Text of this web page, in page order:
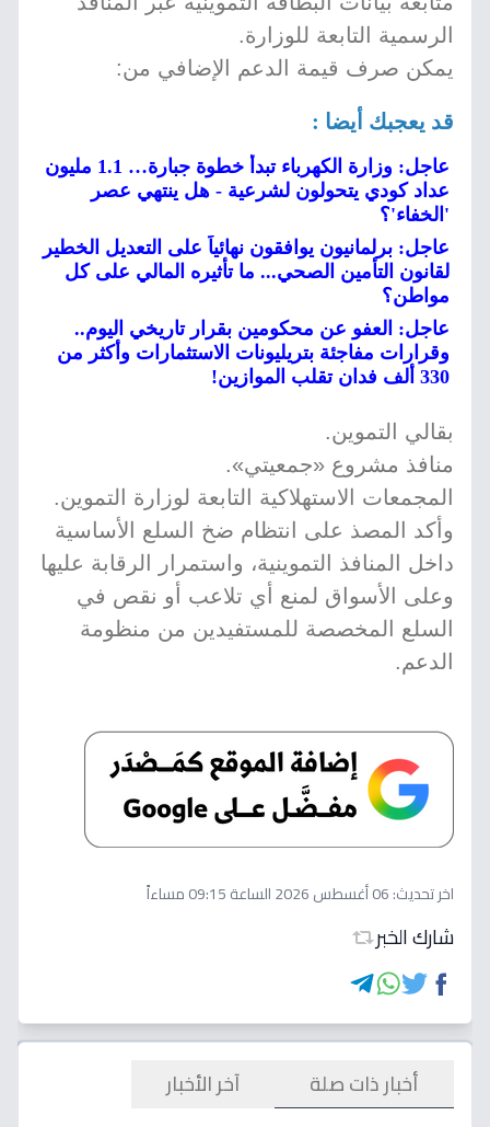
الرسمية التابعة للوزارة.
يمكن صرف قيمة الدعم الإضافي من:
قد يعجبك أيضا :
عاجل: وزارة الكهرباء تبدأ خطوة جبارة… 1.1 مليون
عداد كودي يتحولون لشرعية - هل ينتهي عصر
'الخفاء'؟
عاجل: برلمانيون يوافقون نهائياً على التعديل الخطير
لقانون التأمين الصحي... ما تأثيره المالي على كل
مواطن؟
عاجل: العفو عن محكومين بقرار تاريخي اليوم..
وقرارات مفاجئة بتريليونات الاستثمارات وأكثر من
330 ألف فدان تقلب الموازين!
بقالي التموين.
منافذ مشروع «جمعيتي».
المجمعات الاستهلاكية التابعة لوزارة التموين.
وأكد المصذ على انتظام ضخ السلع الأساسية
داخل المنافذ التموينية، واستمرار الرقابة عليها
وعلى الأسواق لمنع أي تلاعب أو نقص في
السلع المخصصة للمستفيدين من منظومة
الدعم.
اخر تحديث:06 أغسطس 2026 الساعة 09:15 مساءاً
شارك الخبر
أخبار ذات صلة آخر الأخبار